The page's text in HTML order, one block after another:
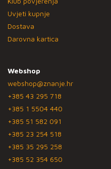
Uvjeti kupnje
Dostava
Darovna kartica
Webshop
webshop@znanje.hr
+385 43 295 718
+385 1 5504 440
+385 51 582 091
+385 23 254 518
+385 35 295 258
+385 52 354 650